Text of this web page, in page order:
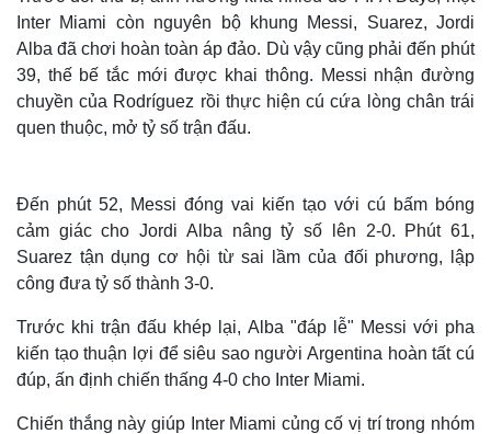
Inter Miami còn nguyên bộ khung Messi, Suarez, Jordi
Alba đã chơi hoàn toàn áp đảo. Dù vậy cũng phải đến phút
39, thế bế tắc mới được khai thông. Messi nhận đường
chuyền của Rodríguez rồi thực hiện cú cứa lòng chân trái
quen thuộc, mở tỷ số trận đấu.
Đến phút 52, Messi đóng vai kiến tạo với cú bấm bóng
cảm giác cho Jordi Alba nâng tỷ số lên 2-0. Phút 61,
Suarez tận dụng cơ hội từ sai lầm của đối phương, lập
công đưa tỷ số thành 3-0.
Trước khi trận đấu khép lại, Alba "đáp lễ" Messi với pha
kiến tạo thuận lợi để siêu sao người Argentina hoàn tất cú
đúp, ấn định chiến thấng 4-0 cho Inter Miami.
Chiến thắng này giúp Inter Miami củng cố vị trí trong nhóm